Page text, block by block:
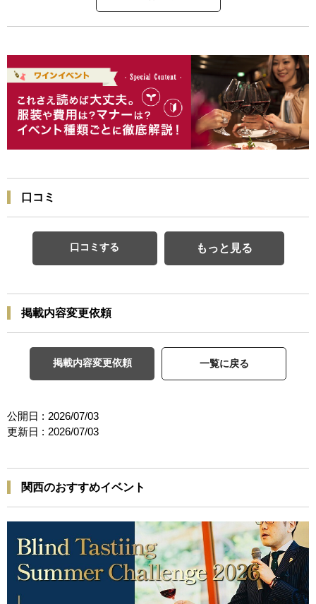
口コミ
口コミする もっと見る
掲載内容変更依頼
掲載内容変更依頼 一覧に戻る
公開日 : 2026/07/03
更新日 : 2026/07/03
関西のおすすめイベント